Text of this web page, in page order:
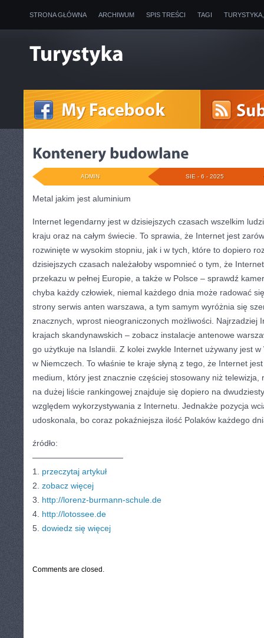
STRONA GŁÓWNA ARCHIWUM SPIS TREŚCI TAGI
SIE - 6 - 2025
ADMIN
Metal jakim jest aluminium
Internet legendarny jest w dzisiejszych czasach wszelkim
kraju oraz na całym świecie. To sprawia, że Internet jest
rozwinięte w wysokim stopniu, jak i w tych, które to dopiero
dzisiejszych czasach należałoby wspomnieć o tym, że
przekazu w pełnej Europie, a także w Polsce – sprawdź
chyba każdy człowiek, niemal każdego dnia może radować
strony serwis anten warszawa, a tym samym wyróżnia się
znacznych, wprost nieograniczonych możliwości. Najrzadziej
krajach skandynawskich – zobacz instalacje antenowe
go użytkuje na Islandii. Z kolei zwykle Internet używany jest
w Niemczech. To właśnie te kraje słyną z tego, że Internet
medium, który jest znacznie częściej stosowany niż telewizja,
na dużej liście rankingowej znajduje się dopiero na
względem wykorzystywania z Internetu. Jednakże pozycja
udoskonala, bo coraz pokaźniejsza ilość Polaków każdego
źródło:
———————————
1. przeczytaj artykuł
2. zobacz więcej
3. http://lorenz-burmann-schule.de
4. http://lotossee.de
5. dowiedz się więcej
Comments are closed.